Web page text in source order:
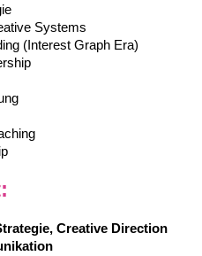
Systems
(Interest Graph Era)
Creative Direction